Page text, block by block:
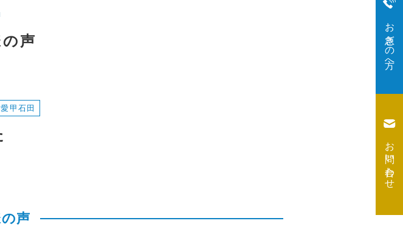
お急ぎの方へ
お問い合わせ
声
甲石田
声